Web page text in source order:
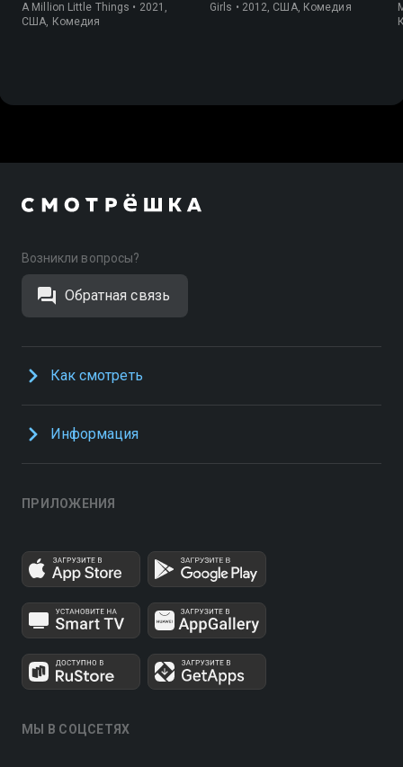
A Million Little Things • 2021,
США, Комедия
Girls • 2012, США, Комедия
Возникли вопросы?
Обратная связь
Как смотреть
Информация
ПРИЛОЖЕНИЯ
МЫ В СОЦСЕТЯХ